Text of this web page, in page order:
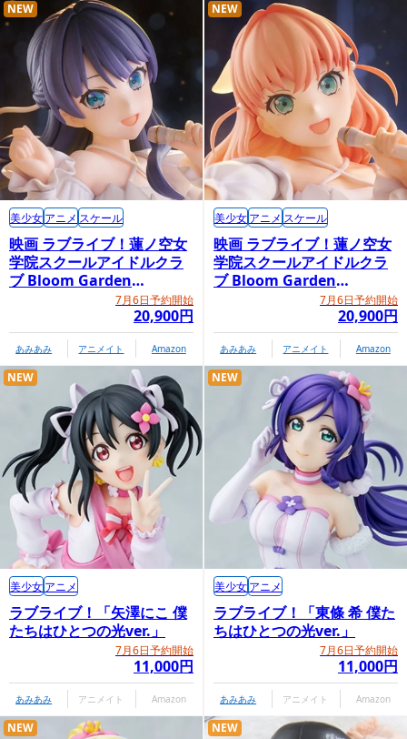
映画 ラブライブ！蓮ノ空女
学院スクールアイドルクラ
ブ Bloom Garden
Party「村野さやか」7月6日予約開始
20,900円
NEW
美少女アニメ スケール
あみあみ アニメイト Amazon
映画 ラブライブ！蓮ノ空女
学院スクールアイドルクラ
ブ Bloom Garden
Party「日野下花帆」7月6日予約開始
20,900円
NEW
美少女アニメ スケール
あみあみ アニメイト Amazon
ラブライブ！「矢澤にこ 僕
たちはひとつの光ver.」
7月6日予約開始
11,000円
NEW
美少女アニメ
あみあみ アニメイト Amazon
ラブライブ！「東條 希 僕た
ちはひとつの光ver.」
7月6日予約開始
11,000円
NEW
美少女アニメ
あみあみ アニメイト Amazon
NEW NEW